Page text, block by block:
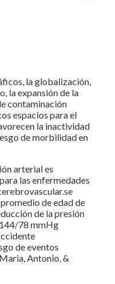
la globalización,
la expansión de la
contaminación
espacios para el
la inactividad
de morbilidad en
arterial es
las enfermedades
de edad de
de la presión
78 mmHg
de eventos
Antonio, &